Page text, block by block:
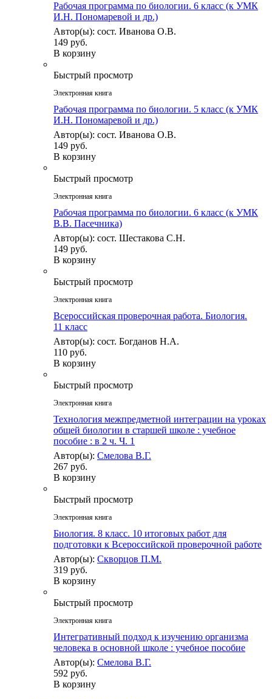
Рабочая программа по биологии. 6 класс (к УМК
И.Н. Пономаревой и др.)
Автор(ы): сост. Иванова О.В.
149 руб.
В корзину
Быстрый просмотр
Электронная книга
Рабочая программа по биологии. 5 класс (к УМК
И.Н. Пономаревой и др.)
Автор(ы): сост. Иванова О.В.
149 руб.
В корзину
Быстрый просмотр
Электронная книга
Рабочая программа по биологии. 6 класс (к УМК
В.В. Пасечника)
Автор(ы): сост. Шестакова С.Н.
149 руб.
В корзину
Быстрый просмотр
Электронная книга
Всероссийская проверочная работа. Биология.
11 класс
Автор(ы): сост. Богданов Н.А.
110 руб.
В корзину
Быстрый просмотр
Электронная книга
Технология межпредметной интеграции на уроках
общей биологии в старшей школе : учебное
пособие : в 2 ч. Ч. 1
Автор(ы): Смелова В.Г.
267 руб.
В корзину
Быстрый просмотр
Электронная книга
Биология. 8 класс. 10 итоговых работ для
подготовки к Всероссийской проверочной работе
Автор(ы): Скворцов П.М.
319 руб.
В корзину
Быстрый просмотр
Электронная книга
Интегративный подход к изучению организма
человека в основной школе : учебное пособие
Автор(ы): Смелова В.Г.
592 руб.
В корзину